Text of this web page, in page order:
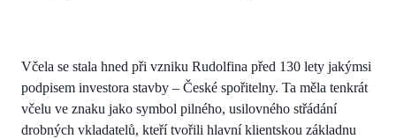
Včela se stala hned při vzniku Rudolfina před 130 lety jakýmsi
podpisem investora stavby – České spořitelny. Ta měla tenkrát
včelu ve znaku jako symbol pilného, usilovného střádání
drobných vkladatelů, kteří tvořili hlavní klientskou základnu